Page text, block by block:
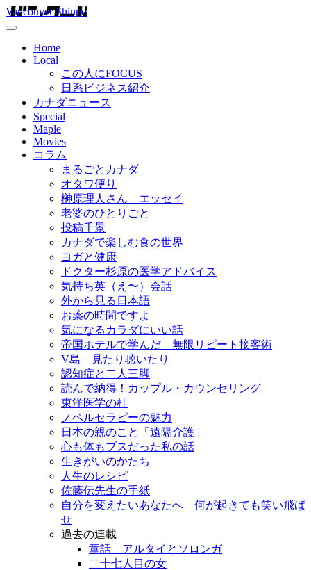
Vancouver Shinpo
Home
Local
この人にFOCUS
日系ビジネス紹介
カナダニュース
Special
Maple
Movies
コラム
まるごとカナダ
オタワ便り
榊原理人さん エッセイ
老婆のひとりごと
投稿千景
カナダで楽しむ食の世界
ヨガと健康
ドクター杉原の医学アドバイス
気持ち英（え〜）会話
外から見る日本語
お薬の時間ですよ
気になるカラダにいい話
帝国ホテルで学んだ 無限リピート接客術
V島 見たり聴いたり
認知症と二人三脚
読んで納得！カップル・カウンセリング
東洋医学の杜
ノベルセラピーの魅力
日本の親のこと「遠隔介護」
心も体もブスだった私の話
生きがいのかたち
人生のレシピ
佐藤伝先生の手紙
自分を変えたいあなたへ 何が起きても笑い飛ば
せ
過去の連載
童話 アルタイとソロンガ
二十七人目の女